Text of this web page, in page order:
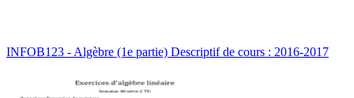
INFOB123 - Algèbre (1e partie) Descriptif de cours : 2016-2017